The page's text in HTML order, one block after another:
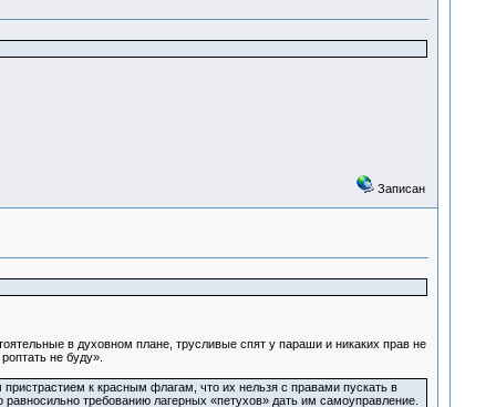
Записан
в духовном плане, трусливые спят у параши и никаких прав не
не буду».
к красным флагам, что их нельзя с правами пускать в
требованию лагерных «петухов» дать им самоуправление.